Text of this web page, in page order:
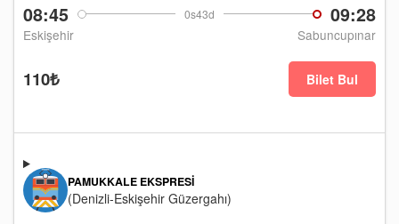
08:45 0s43d 09:28
Eskişehir Sabuncupınar
110₺ Bilet Bul
PAMUKKALE EKSPRESI
(Denizli-Eskişehir Güzergahı)